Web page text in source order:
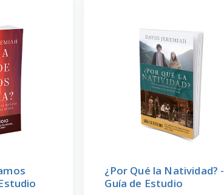
¿Por Qué la Natividad? -
Guía de Estudio